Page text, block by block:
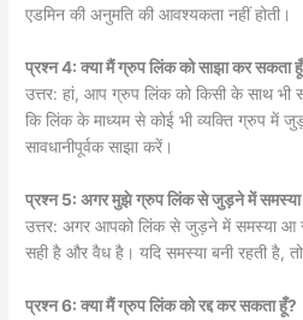
एडमिन की अनुमति की आवश्यकता नहीं होती।
प्रश्न 4: क्या मैं ग्रुप लिंक को साझा कर सकता
उत्तर: हां, आप ग्रुप लिंक को किसी के साथ
कि लिंक के माध्यम से कोई भी व्यक्ति ग्रुप में
सावधानीपूर्वक साझा करें।
प्रश्न 5: अगर मुझे ग्रुप लिंक से जुड़ने में समस्या
उत्तर: अगर आपको लिंक से जुड़ने में समस्या आ
सही है और वैध है। यदि समस्या बनी रहती है,
प्रश्न 6: क्या मैं ग्रुप लिंक को रद्द कर सकता हूँ?